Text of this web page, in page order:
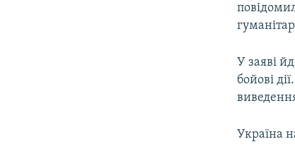
У заяві
бойові
Україна